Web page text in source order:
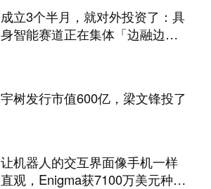
成立3个半月，就对外投资了：具
身智能赛道正在集体「边融边
宇树发行市值600亿，梁文锋投了
让机器人的交互界面像手机一样
直观，Enigma获7100万美元种子